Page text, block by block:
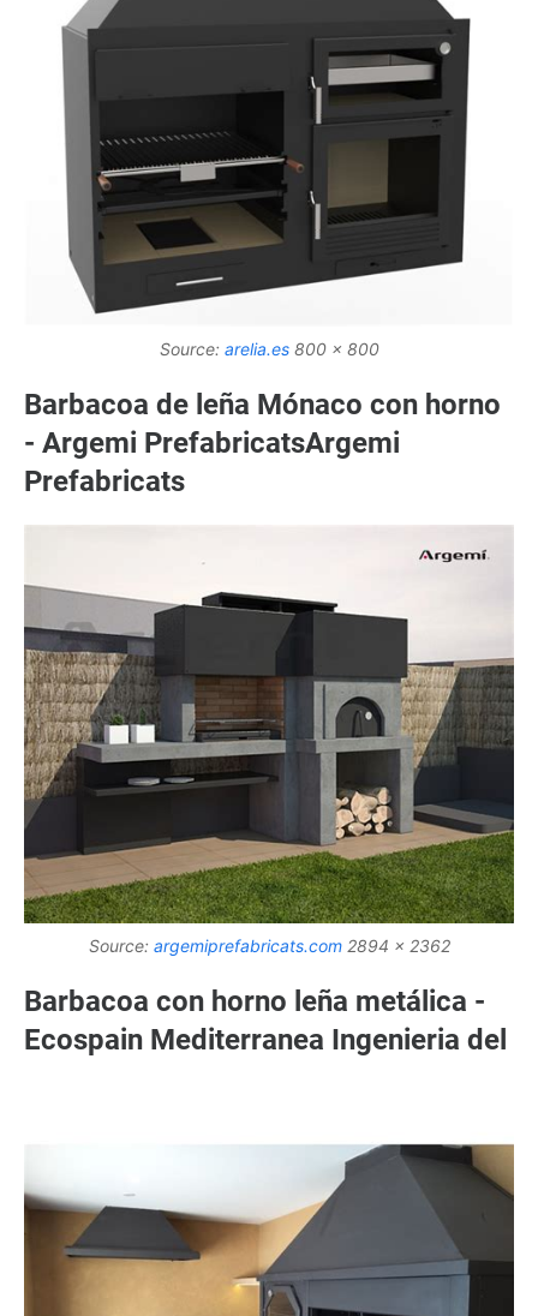
Source: arelia.es800 x 800
Barbacoa de leña Mónaco con horno
- Argemi PrefabricatsArgemi
Prefabricats
Source: argemiprefabricats.com2894 x 2362
Barbacoa con horno leña metálica -
Ecospain Mediterranea Ingenieria del